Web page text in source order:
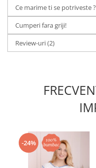
Ce marime ti se potriveste ?
Cumperi fara griji!
Review-uri(2)
-24%